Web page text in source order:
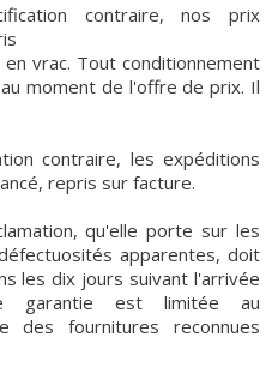
contraire, nos prix
vrac. Tout conditionnement
moment de l'offre de prix. Il
contraire, les expéditions
repris sur facture.
qu'elle porte sur les
apparentes, doit
les dix jours suivant l'arrivée
garantie est limitée au
des fournitures reconnues